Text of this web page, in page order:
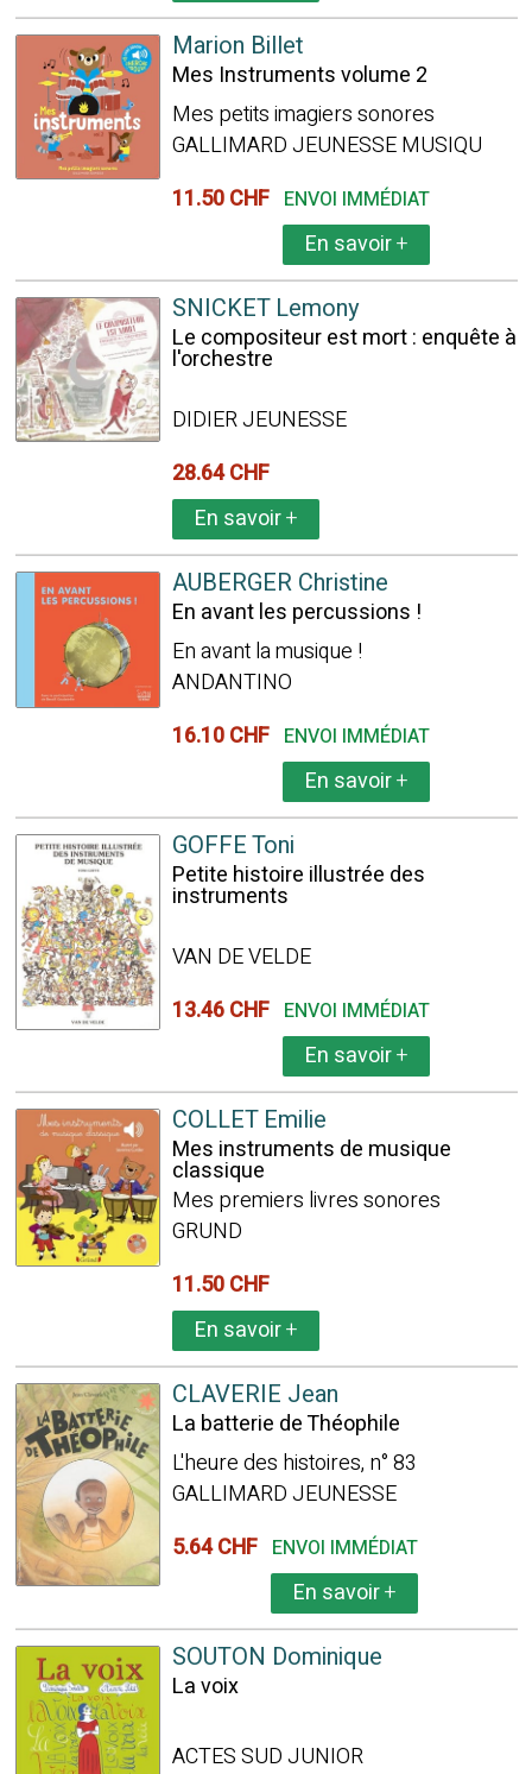
Marion Billet
Mes Instruments volume 2
Mes petits imagiers sonores
GALLIMARD JEUNESSE MUSIQU
11.50 CHF ENVOI IMMÉDIAT
En savoir+
SNICKET Lemony
Le compositeur est mort : enquête à
l'orchestre
DIDIER JEUNESSE
28.64 CHF
En savoir+
AUBERGER Christine
En avant les percussions !
En avant la musique !
ANDANTINO
16.10 CHF ENVOI IMMÉDIAT
En savoir+
GOFFE Toni
Petite histoire illustrée des
instruments
VAN DE VELDE
13.46 CHF ENVOI IMMÉDIAT
En savoir+
COLLET Emilie
Mes instruments de musique
classique
Mes premiers livres sonores
GRUND
11.50 CHF
En savoir+
CLAVERIE Jean
La batterie de Théophile
L'heure des histoires, n° 83
GALLIMARD JEUNESSE
5.64 CHF ENVOI IMMÉDIAT
En savoir+
SOUTON Dominique
La voix
ACTES SUD JUNIOR